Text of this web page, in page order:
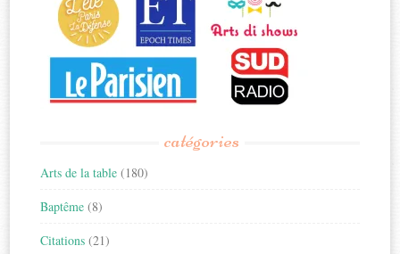
catégories
Arts de la table (180)
Baptême (8)
Citations (21)